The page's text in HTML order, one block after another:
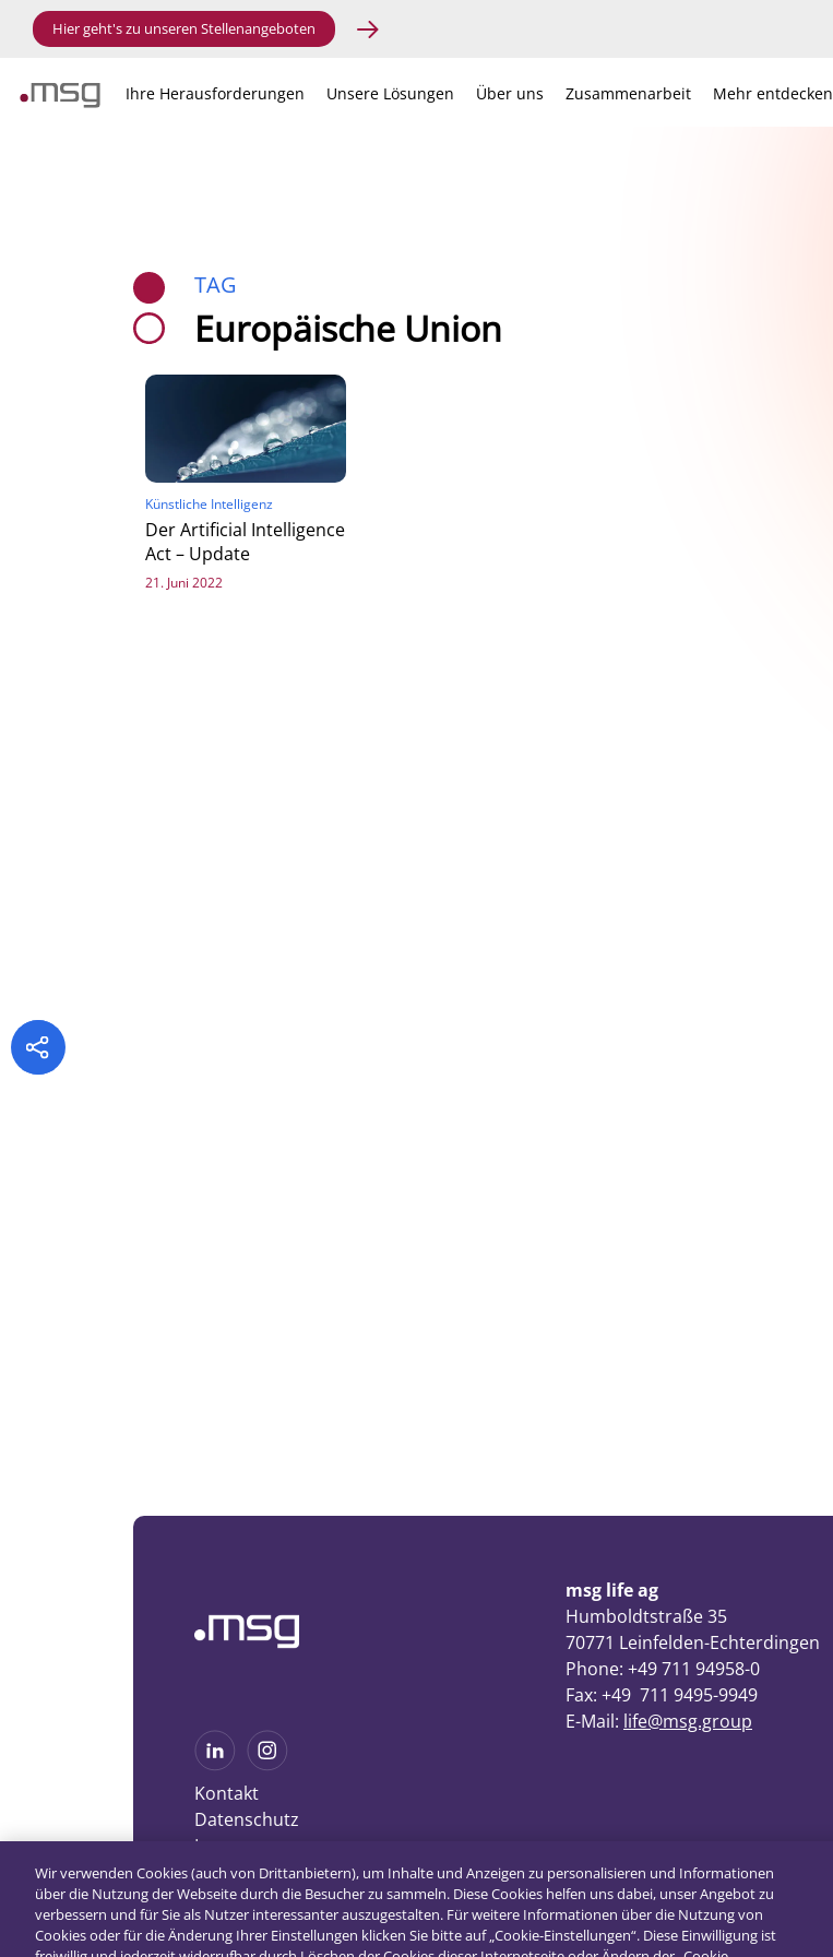
Hier geht's zu unseren Stellenangeboten
Ihre Herausforderungen Unsere Lösungen Über uns Zusammenarbeit Mehr entdecken
TAG
Europäische Union
Künstliche Intelligenz
Der Artificial Intelligence
Act – Update
21. Juni 2022
Kontakt
Datenschutz
Impressum
msg life ag
Humboldtstraße 35
70771 Leinfelden-Echterdingen
Phone: +49 711 94958-0
Fax: +49 711 9495-9949
E-Mail: life@msg.group
Wir verwenden Cookies (auch von Drittanbietern), um Inhalte und Anzeigen zu personalisieren und Informationen
über die Nutzung der Webseite durch die Besucher zu sammeln. Diese Cookies helfen uns dabei, unser Angebot zu
verbessern und für Sie als Nutzer interessanter auszugestalten. Für weitere Informationen über die Nutzung von
Cookies oder für die Änderung Ihrer Einstellungen klicken Sie bitte auf „Cookie-Einstellungen“. Diese Einwilligung ist